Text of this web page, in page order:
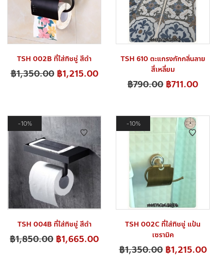
TSH 002B ที่ใส่ทิชชู่ สีดำ
฿1,350.00 ฿1,215.00
TSH 610 ตะแกรงกักกลิ่นลาย
สี่เหลี่ยม
฿790.00 ฿711.00
10%
TSH 004B ที่ใส่ทิชชู่ สีดำ
฿1,850.00 ฿1,665.00
10%
TSH 002C ที่ใส่ทิชชู่ แป้น
เซรามิค
฿1,350.00 ฿1,215.00